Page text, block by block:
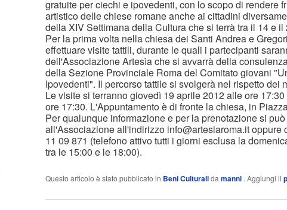
gratuite per ciechi e ipovedenti, con lo scopo di rendere
artistico delle chiese romane anche ai cittadini
della XIV Settimana della Cultura che si terrà tra il 14 e
Per la prima volta nella chiesa dei Santi Andrea e
effettuare visite tattili, durante le quali i partecipanti
dell'Associazione Artesìa che si avvarrà della
della Sezione Provinciale Roma del Comitato giovani
Ipovedenti". Il percorso tattile si svolgerà nel rispetto dei
Le visite si terranno giovedì 19 aprile 2012 alle ore
ore 17:30. L'Appuntamento è di fronte la chiesa, in
Per qualunque informazione e per la prenotazione si
all'Associazione all'indirizzo info@artesiaroma.it oppure
11 09 871 (telefono attivo tutti i giorni esclusa la
tra le 15:00 e le 18:00).
Questo articolo è stato pubblicato in Beni Culturalida manni . Aggiungi il